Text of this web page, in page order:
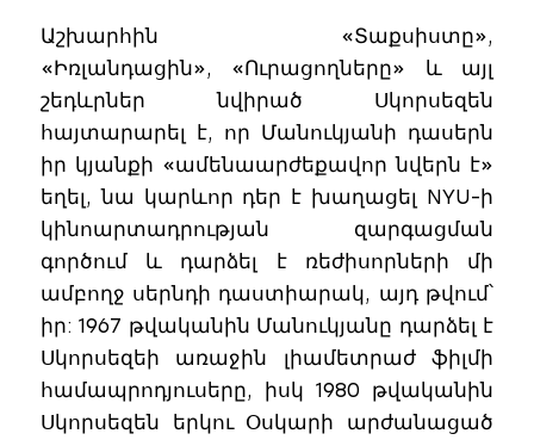
Աշխարհին «Տաքսիստը»,
«Իռլանդացին», «Ուրացողները» և այլ
շեդևրներ նվիրած Սկորսեզեն
հայտարարել է, որ Մանուկյանի դասերն
իր կյանքի «ամենաարժեքավոր նվերն է»
եղել, նա կարևոր դեր է խաղացել NYU-ի
կինոարտադրության զարգացման
գործում և դարձել է ռեժիսորների մի
ամբողջ սերնդի դաստիարակ, այդ թվում՝
իր: 1967 թվականին Մանուկյանը դարձել է
Սկորսեզեի առաջին լիամետրաժ ֆիլմի
համապրոդյուսերը, իսկ 1980 թվականին
Սկորսեզեն երկու Օսկարի արժանացած